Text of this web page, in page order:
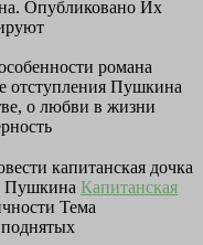
Опубликовано Их
романа
отступления Пушкина
о любви в жизни
капитанская дочка
Пушкина Капитанская
Тема
поднятых